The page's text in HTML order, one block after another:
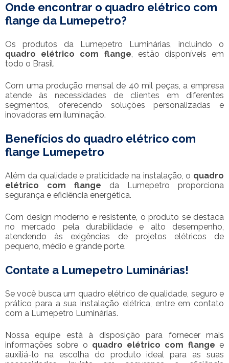
Onde encontrar o quadro elétrico com
flange da Lumepetro?
Os produtos da Lumepetro Luminárias, incluindo o
quadro elétrico com flange, estão disponíveis em
todo o Brasil.
Com uma produção mensal de 40 mil peças, a empresa
atende às necessidades de clientes em diferentes
segmentos, oferecendo soluções personalizadas e
inovadoras em iluminação.
Benefícios do quadro elétrico com
flange Lumepetro
Além da qualidade e praticidade na instalação, o quadro
elétrico com flange da Lumepetro proporciona
segurança e eficiência energética.
Com design moderno e resistente, o produto se destaca
no mercado pela durabilidade e alto desempenho,
atendendo às exigências de projetos elétricos de
pequeno, médio e grande porte.
Contate a Lumepetro Luminárias!
Se você busca um quadro elétrico de qualidade, seguro e
prático para a sua instalação elétrica, entre em contato
com a Lumepetro Luminárias.
Nossa equipe está à disposição para fornecer mais
informações sobre o quadro elétrico com flange e
auxiliá-lo na escolha do produto ideal para as suas